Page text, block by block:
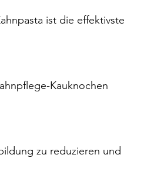
ist die effektivste
Kauknochen
zu reduzieren und